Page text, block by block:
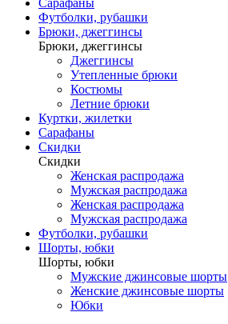
Сарафаны
Футболки, рубашки
Брюки, джеггинсы
Брюки, джеггинсы
Джеггинсы
Утепленные брюки
Костюмы
Летние брюки
Куртки, жилетки
Сарафаны
Скидки
Скидки
Женская распродажа
Мужская распродажа
Женская распродажа
Мужская распродажа
Футболки, рубашки
Шорты, юбки
Шорты, юбки
Мужские джинсовые шорты
Женские джинсовые шорты
Юбки